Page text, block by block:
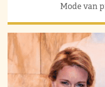
Mode van